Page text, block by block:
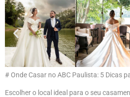
# Onde Casar no ABC Paulista: 5 Dicas
Escolher o local ideal para o seu